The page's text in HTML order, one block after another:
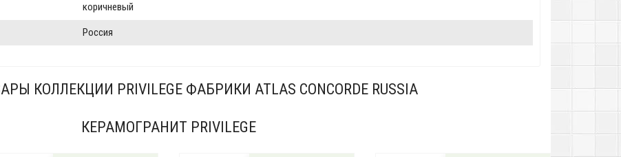
коричневый
Россия
КОЛЛЕКЦИИ PRIVILEGE ФАБРИКИ ATLAS CONCORDE RUSSIA
КЕРАМОГРАНИТ PRIVILEGE